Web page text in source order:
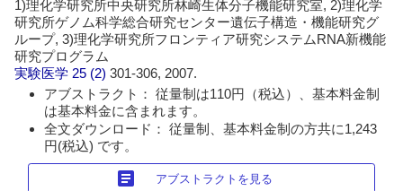
1)理化学研究所中央研究所林崎生体分子機能研究室, 2)理化学
研究所ゲノム科学総合研究センター遺伝子構造・機能研究グ
ループ, 3)理化学研究所フロンティア研究システムRNA新機能
研究プログラム
実験医学 25 (2)301-306, 2007.
アブストラクト： 従量制は110円（税込）、基本料金制
は基本料金に含まれます。
全文ダウンロード： 従量制、基本料金制の方共に1,243
円(税込) です。
article アブストラクトを見る